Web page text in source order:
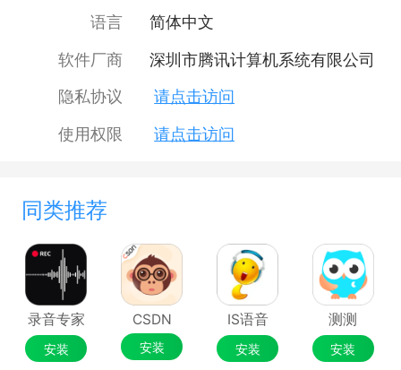
语言
简体中文
软件厂商
深圳市腾讯计算机系统有限公司
隐私协议
请点击访问
使用权限
请点击访问
同类推荐
录音专家
安装
CSDN
安装
IS语音
安装
测测
安装